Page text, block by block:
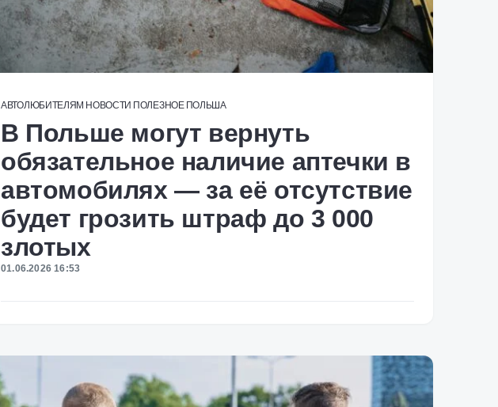
АВТОЛЮБИТЕЛЯМ НОВОСТИ ПОЛЕЗНОЕ ПОЛЬША
В Польше могут вернуть
обязательное наличие аптечки в
автомобилях — за её отсутствие
будет грозить штраф до 3 000
злотых
01.06.2026 16:53